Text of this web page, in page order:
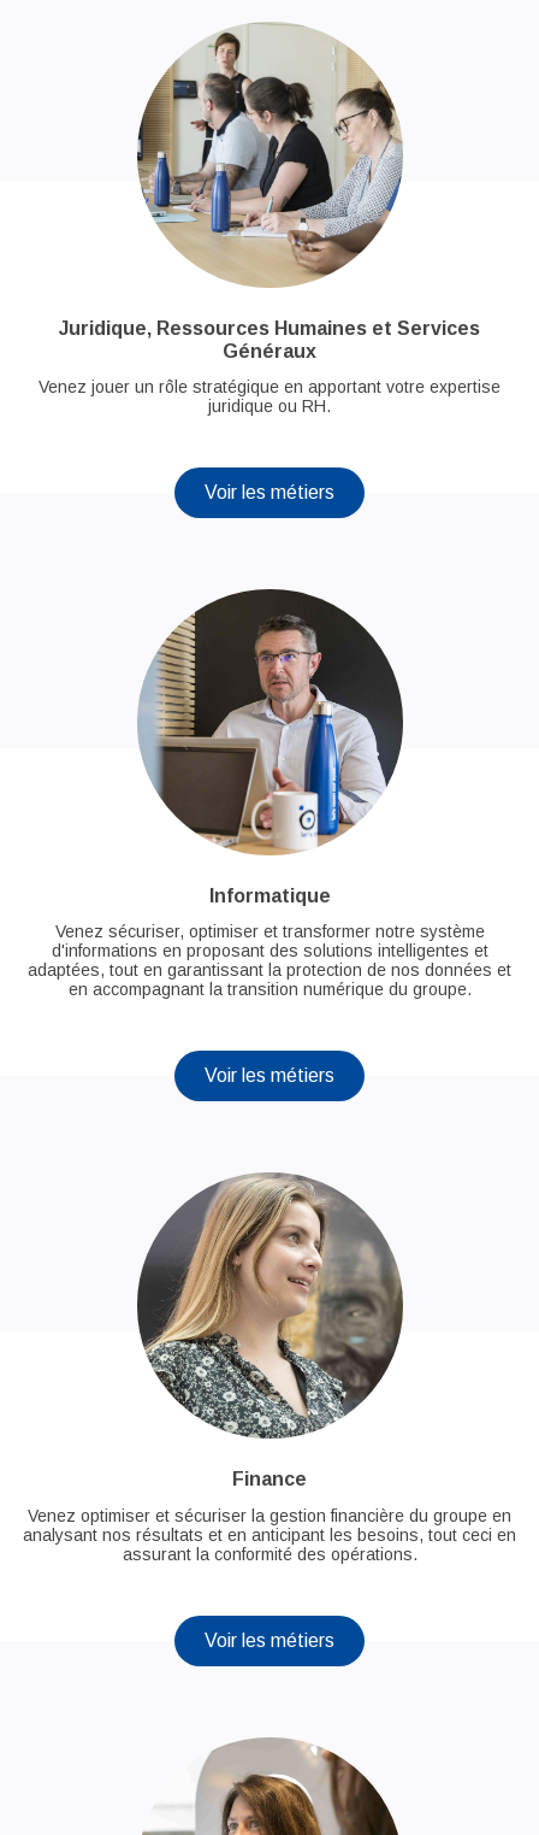
Juridique, Ressources Humaines et Services
Généraux
Venez jouer un rôle stratégique en apportant votre expertise
juridique ou RH.
Voir les métiers
Informatique
Venez sécuriser, optimiser et transformer notre système
d'informations en proposant des solutions intelligentes et
adaptées, tout en garantissant la protection de nos données et
en accompagnant la transition numérique du groupe.
Voir les métiers
Finance
Venez optimiser et sécuriser la gestion financière du groupe en
analysant nos résultats et en anticipant les besoins, tout ceci en
assurant la conformité des opérations.
Voir les métiers